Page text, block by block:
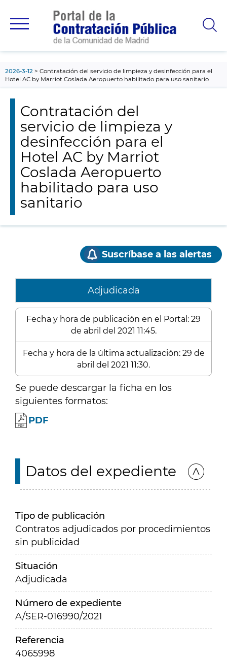
principal
2026-3-12
Contratación del servicio de limpieza y desinfección para el
Hotel AC by Marriot Coslada Aeropuerto habilitado para uso sanitario
Contratación del
servicio de limpieza y
desinfección para el
Hotel AC by Marriot
Coslada Aeropuerto
habilitado para uso
sanitario
Suscríbase a las alertas
Adjudicada
Fecha y hora de publicación en el Portal: 29
de abril del 2021 11:45.
Fecha y hora de la última actualización: 29 de
abril del 2021 11:30.
Se puede descargar la ficha en los
siguientes formatos:
PDF
Datos del expediente
Tipo de publicación
Contratos adjudicados por procedimientos
sin publicidad
Situación
Adjudicada
Número de expediente
A/SER-016990/2021
Referencia
4065998